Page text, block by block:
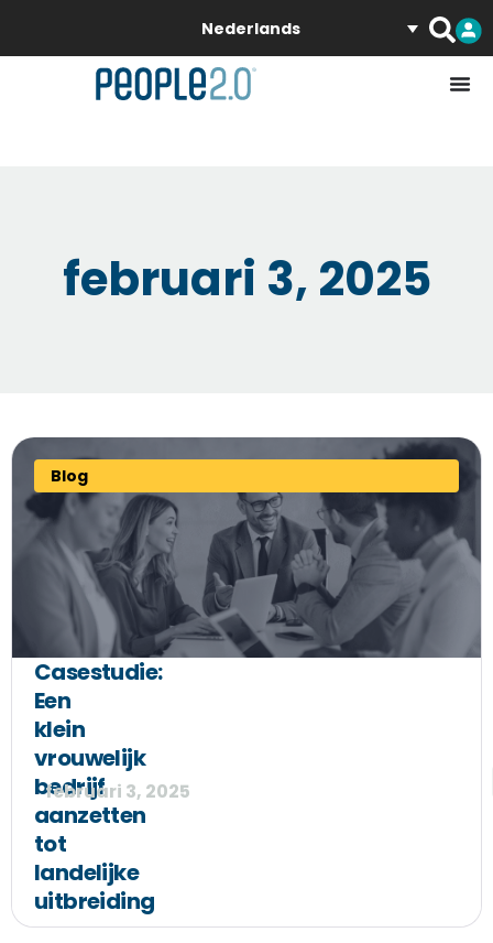
Nederlands
februari 3, 2025
Blog
Casestudie:
Een
klein
vrouwelijk
bedrijf
aanzetten
tot
landelijke
uitbreiding
februari 3, 2025